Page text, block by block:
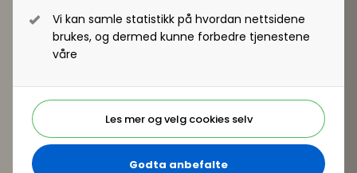
Vi kan samle statistikk på hvordan nettsidene
brukes, og dermed kunne forbedre tjenestene
våre
Les mer og velg cookies selv
Godta anbefalte